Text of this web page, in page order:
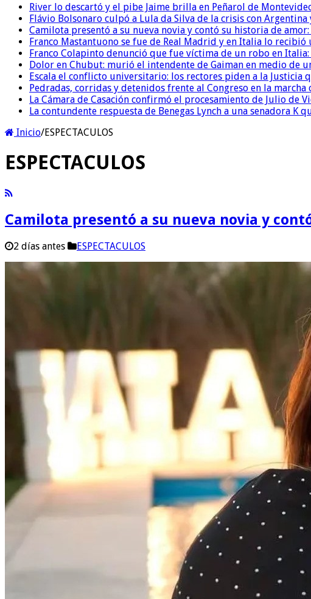
River lo descartó y el pibe Jaime brilla en Peñarol de
Flávio Bolsonaro culpó a Lula da Silva de la crisis con
Camilota presentó a su nueva novia y contó su historia de
Franco Mastantuono se fue de Real Madrid y en Italia lo
Franco Colapinto denunció que fue víctima de un robo en
Dolor en Chubut: murió el intendente de Gaiman en medio de
Escala el conflicto universitario: los rectores piden a la
Pedradas, corridas y detenidos frente al Congreso en la
La Cámara de Casación confirmó el procesamiento de Julio de
La contundente respuesta de Benegas Lynch a una senadora
Inicio/ESPECTACULOS
ESPECTACULOS
Camilota presentó a su nueva novia y
2 días antes ESPECTACULOS